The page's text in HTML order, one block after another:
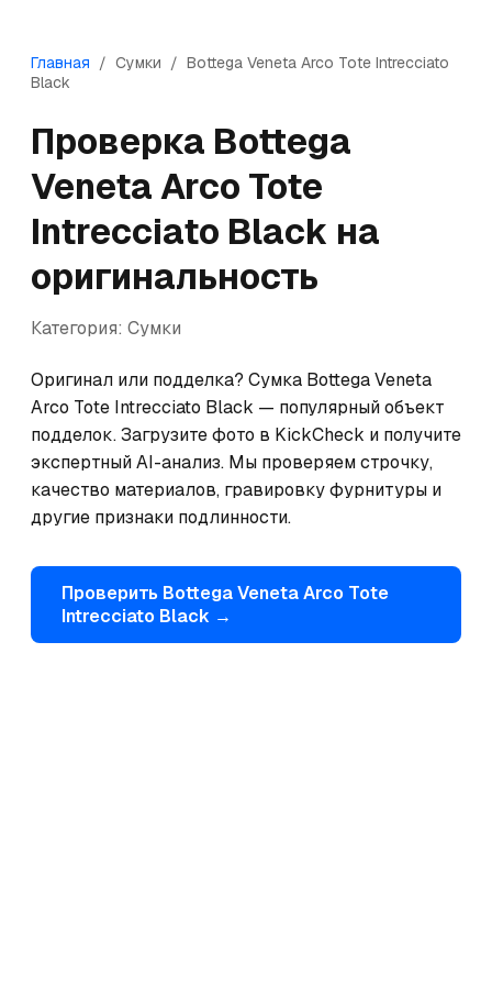
Главная / Сумки / Bottega Veneta Arco Tote Intrecciato
Black
Проверка Bottega
VenetaArco Tote
Intrecciato Black на
оригинальность
Категория: Сумки
Оригинал или подделка? Сумка Bottega Veneta
Arco Tote Intrecciato Black — популярный объект
подделок. Загрузите фото в KickCheck и получите
экспертный AI-анализ. Мы проверяем строчку,
качество материалов, гравировку фурнитуры и
другие признаки подлинности.
Проверить Bottega VenetaArco Tote
Intrecciato Black →